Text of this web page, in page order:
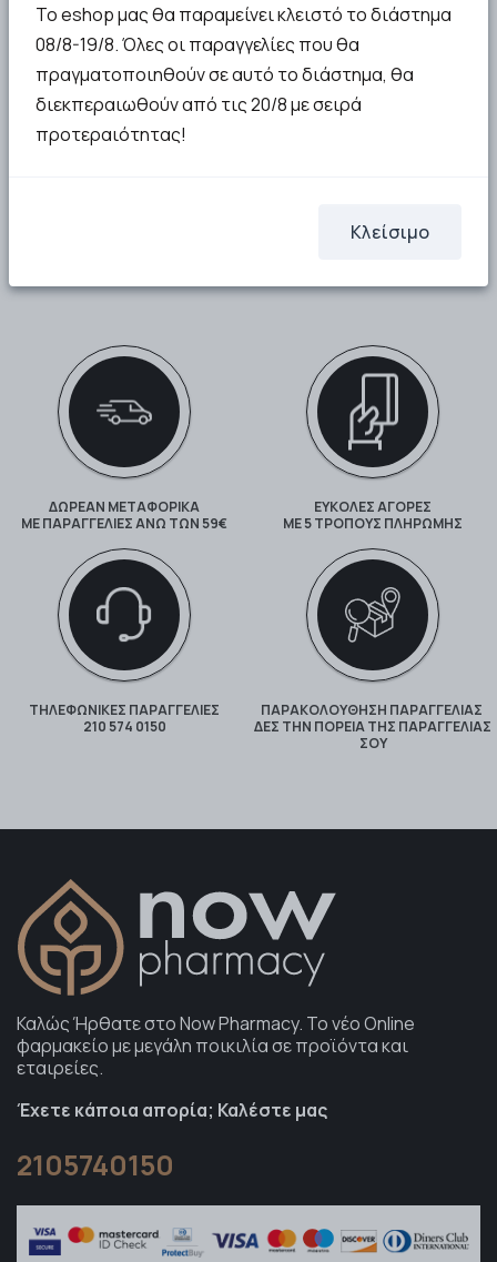
Johnson's Μπατονέτες
Βαμβακιού 200τμχ
1.87€
JOHNSON BABY OIL
200ML
ΔΩΡΕΑΝ ΜΕΤΑΦΟΡΙΚΑ
ΜΕ ΠΑΡΑΓΓΕΛΊΕΣ ΆΝΩ ΤΩΝ 59€
ΕΥΚΟΛΕΣ ΑΓΟΡΕΣ
ΜΕ 5 ΤΡΌΠΟΥΣ ΠΛΗΡΩΜΉΣ
ΤΗΛΕΦΩΝΙΚΕΣ ΠΑΡΑΓΓΕΛΙΕΣ
210 574 0150
ΠΑΡΑΚΟΛΟΎΘΗΣΗ ΠΑΡΑΓΓΕΛΊΑΣ
ΔΕΣ ΤΗΝ ΠΟΡΕΊΑ ΤΗΣ ΠΑΡΑΓΓΕΛΊΑΣ
ΣΟΥ
Καλώς Ήρθατε στο Now Pharmacy. To νέο Online
φαρμακείο με μεγάλη ποικιλία σε προϊόντα και
εταιρείες.
Έχετε κάποια απορία; Καλέστε μας
2105740150
Το eshop μας θα παραμείνει κλειστό το διάστημα
08/8-19/8. Όλες οι παραγγελίες που θα
πραγματοποιηθούν σε αυτό το διάστημα, θα
διεκπεραιωθούν από τις 20/8 με σειρά
προτεραιότητας!
Κλείσιμο